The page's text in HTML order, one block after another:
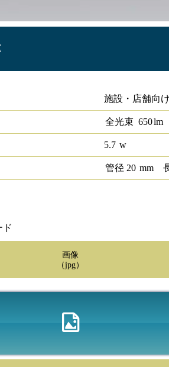
施設・店舗向
全光束 650lm
5.7 w
管径 20 mm
ド
画像
（jpg）